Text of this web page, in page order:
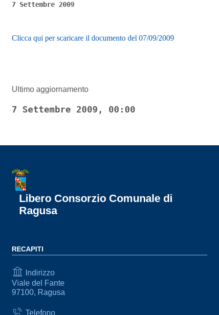
7 Settembre 2009
Clicca qui per scaricare il documento del 07/09/2009
Ultimo aggiornamento
7 Settembre 2009, 00:00
Libero Consorzio Comunale di
Ragusa
RECAPITI
Indirizzo
Viale del Fante
97100, Ragusa
Telefono